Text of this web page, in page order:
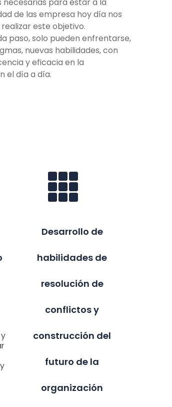
necesarias para estar a la
de las empresa hoy día nos
este objetivo.
paso, solo pueden enfrentarse,
nuevas habilidades, con
y eficacia en la
el día a día.
Desarrollo de
habilidades de
resolución de
conflictos y
construcción del
futuro de la
organización